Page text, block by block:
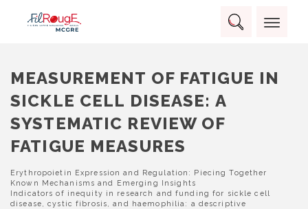
content
Rechercher :
RECHERCHER
MEASUREMENT OF FATIGUE IN
SICKLE CELL DISEASE: A
SYSTEMATIC REVIEW OF
FATIGUE MEASURES
NAVIGATION
DE
L’ARTICLE
Erythropoietin Expression and Regulation: Piecing Together
Known Mechanisms and Emerging Insights
Indicators of inequity in research and funding for sickle cell
disease, cystic fibrosis, and haemophilia: a descriptive